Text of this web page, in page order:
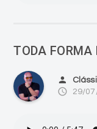
TODA FORMA
person
access_time 29/